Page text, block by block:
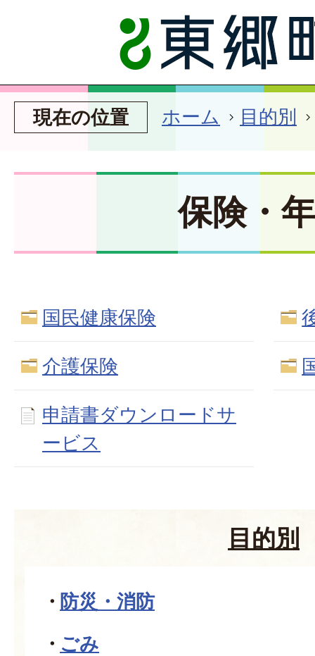
現在の位置 ホーム 目的別
保険・
国民健康保険
介護保険
申請書ダウンロードサ
ービス
目的別
防災・消防
ごみ